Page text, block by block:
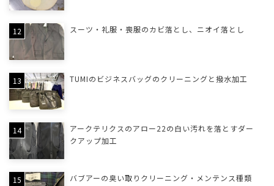
スーツ・礼服・喪服のカビ落とし、ニオイ落とし
TUMIのビジネスバッグのクリーニングと撥水加工
アークテリクスのアロー22の白い汚れを落とすダー
クアップ加工
バブアーの臭い取りクリーニング・メンテンス種類